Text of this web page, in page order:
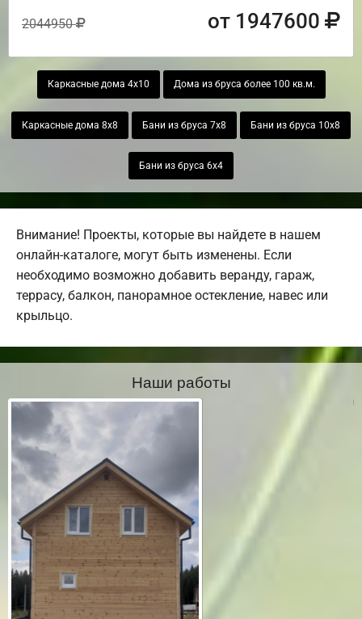
2044950 от 1947600
Каркасные дома 4х10 Дома из бруса более 100 кв.м.
Каркасные дома 8х8 Бани из бруса 7х8 Бани из бруса 10х8
Бани из бруса 6х4
Внимание! Проекты, которые вы найдете в нашем
онлайн-каталоге, могут быть изменены. Если
необходимо возможно добавить веранду, гараж,
террасу, балкон, панорамное остекление, навес или
крыльцо.
Наши работы